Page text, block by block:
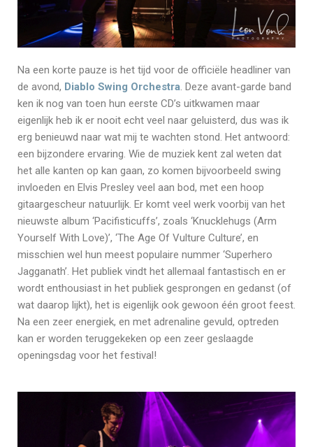
Na een korte pauze is het tijd voor de officiële headliner van
de avond, Diablo Swing Orchestra. Deze avant-garde band
ken ik nog van toen hun eerste CD’s uitkwamen maar
eigenlijk heb ik er nooit echt veel naar geluisterd, dus was ik
erg benieuwd naar wat mij te wachten stond. Het antwoord:
een bijzondere ervaring. Wie de muziek kent zal weten dat
het alle kanten op kan gaan, zo komen bijvoorbeeld swing
invloeden en Elvis Presley veel aan bod, met een hoop
gitaargescheur natuurlijk. Er komt veel werk voorbij van het
nieuwste album ‘Pacifisticuffs’, zoals ‘Knucklehugs (Arm
Yourself With Love)’, ‘The Age Of Vulture Culture’, en
misschien wel hun meest populaire nummer ‘Superhero
Jagganath’. Het publiek vindt het allemaal fantastisch en er
wordt enthousiast in het publiek gesprongen en gedanst (of
wat daarop lijkt), het is eigenlijk ook gewoon één groot feest.
Na een zeer energiek, en met adrenaline gevuld, optreden
kan er worden teruggekeken op een zeer geslaagde
openingsdag voor het festival!